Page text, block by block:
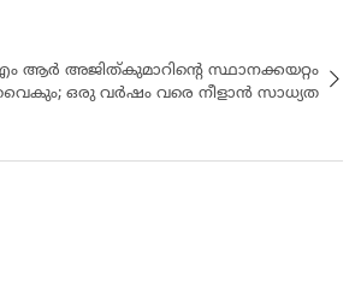
ആർ അജിത്കുമാറിന്‍റെ സ്ഥാനക്കയറ്റം
ഒരു വർഷം വരെ നീളാൻ സാധ്യത